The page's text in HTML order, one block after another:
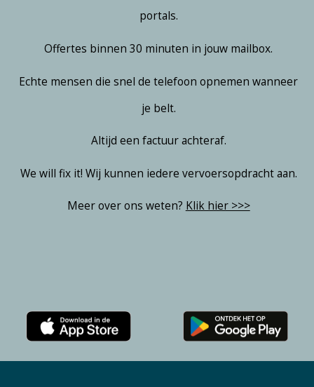
portals.
Offertes binnen 30 minuten in jouw mailbox.
Echte mensen die snel de telefoon opnemen wanneer
je belt.
Altijd een factuur achteraf.
We will fix it! Wij kunnen iedere vervoersopdracht aan.
Meer over ons weten? Klik hier >>>
de
de